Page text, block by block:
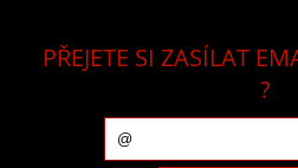
PŘEJETE SI ZASÍLAT
?